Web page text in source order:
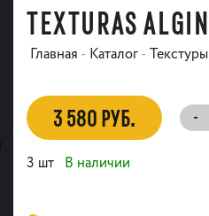
TEXTURAS ALGIN
Главная - Каталог- Текстуры
3 580 РУБ. -
3 шт В наличии